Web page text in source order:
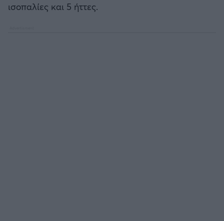
Παρί Σεν Ζερμέν
ισοπαλίες και 5 ήττες.